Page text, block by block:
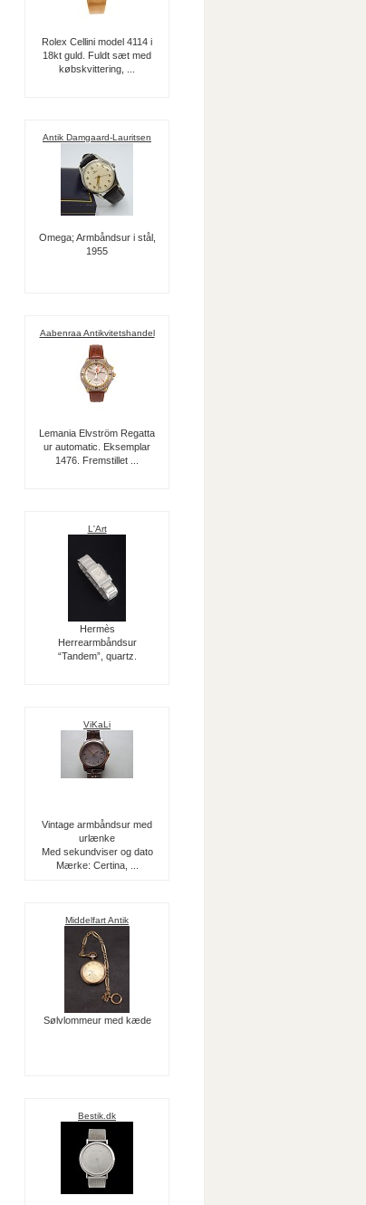
Rolex Cellini model 4114 i
18kt guld. Fuldt sæt med
købskvittering, ...
Antik Damgaard-Lauritsen
Omega; Armbåndsur i stål,
1955
Aabenraa Antikvitetshandel
Lemania Elvström Regatta
ur automatic. Eksemplar
1476. Fremstillet ...
L'Art
Hermès
Herrearmbåndsur
“Tandem”, quartz.
ViKaLi
Vintage armbåndsur med
urlænke
Med sekundviser og dato
Mærke: Certina, ...
Middelfart Antik
Sølvlommeur med kæde
Bestik.dk